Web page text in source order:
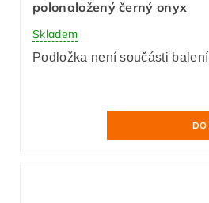
polonaložený černý onyx
Skladem
Podložka není součásti balení